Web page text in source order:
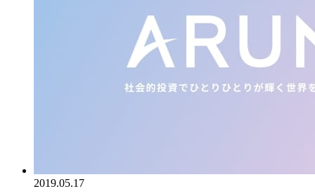
2019.05.17